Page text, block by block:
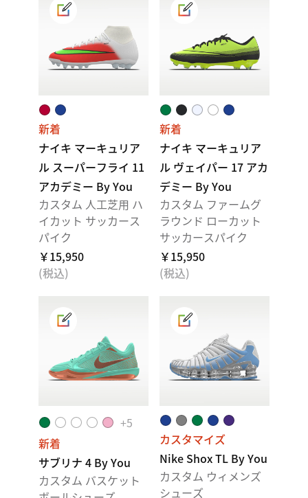
新着
ナイキ マーキュリア
ル スーパーフライ 11
アカデミー By You
カスタム 人工芝用 ハ
イカット サッカース
パイク
￥15,950
(税込)
新着
ナイキ マーキュリア
ル ヴェイパー 17 アカ
デミー By You
カスタム ファームグ
ラウンド ローカット
サッカースパイク
￥15,950
(税込)
+5
新着
サブリナ 4 By You
カスタム バスケット
カスタマイズ
Nike Shox TL By You
カスタム ウィメンズ
シューズ